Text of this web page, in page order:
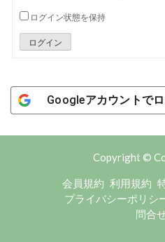
ログイン状態を保持
ログイン
Googleアカウントで
Copyright ©
会員規約 利用規約
プライバシーポリシ
問合